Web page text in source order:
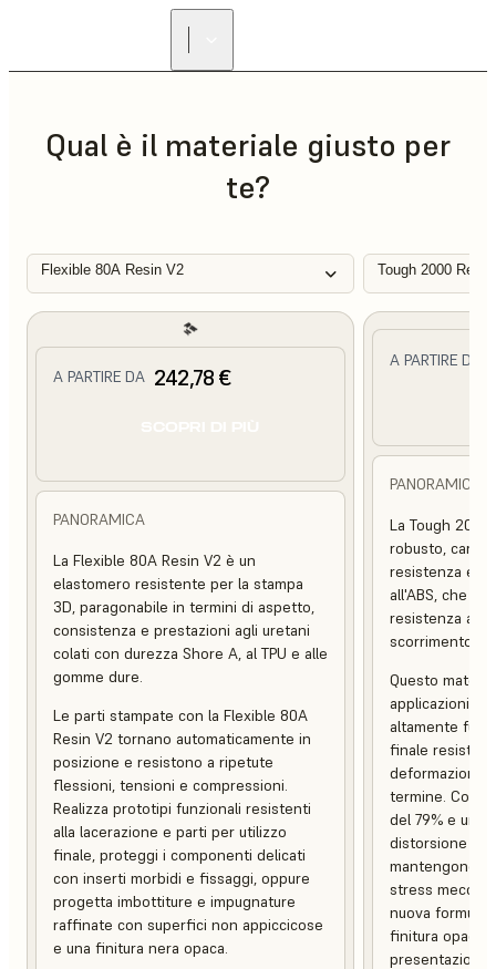
Qual è il materiale giusto per
te?
Flexible 80A Resin V2 Tough 2000
A PARTIRE DA 242,78 €
PANORAMICA
La Flexible 80A Resin V2 è un
elastomero resistente per la stampa
3D, paragonabile in termini di aspetto,
consistenza e prestazioni agli uretani
colati con durezza Shore A, al TPU e alle
gomme dure.
Le parti stampate con la Flexible 80A
Resin V2 tornano automaticamente in
posizione e resistono a ripetute
flessioni, tensioni e compressioni.
Realizza prototipi funzionali resistenti
alla lacerazione e parti per utilizzo
finale, proteggi i componenti delicati
con inserti morbidi e fissaggi, oppure
progetta imbottiture e impugnature
raffinate con superfici non appiccicose
e una finitura nera opaca.
A PARTIRE DA
PANORAMICA
La Tough
robusto,
resistenza e
all'ABS, che
resistenza alle
scorrimento.
Questo
applicazioni
altamente
finale
deformazione
termine. Con
del 79% e una
distorsione
mantengono
stress
nuova
finitura opaca,
presentazione